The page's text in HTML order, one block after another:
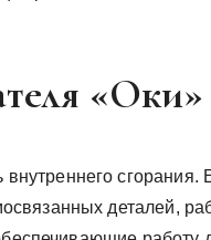
«Оки»
сгорания.
деталей,